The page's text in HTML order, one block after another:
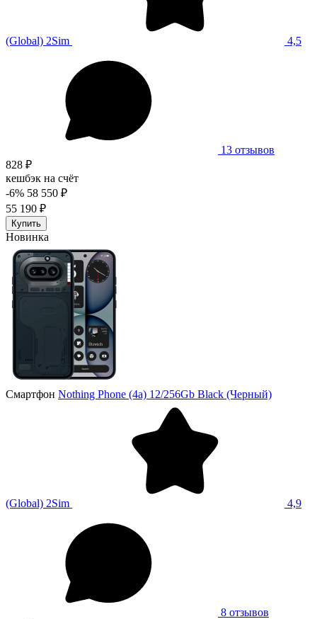
(Global) 2Sim 4,5
13 отзывов
828 ₽
кешбэк на счёт
-6% 58 550 ₽
55 190 ₽
Купить
Новинка
Смартфон Nothing Phone (4a) 12/256Gb Black (Черный)
(Global) 2Sim 4,9
8 отзывов